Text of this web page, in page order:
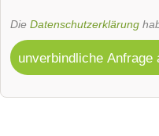
Die Datenschutzerklärung
unverbindliche Anfrage